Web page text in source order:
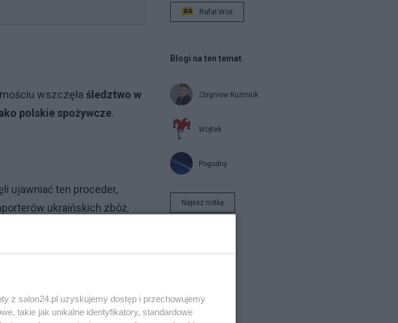
wszczęła śledztwo w
polskie spożywcze.
ujawniać ten proceder,
ukraińskich zbóż.
pasz. Należy przy tym
z kolei przejść musi zboże
Rafał Woś
Blogi na ten temat
Zbigniew Kuźmiuk
Wojtek
Pogodny
Napisz notkę
z salon24.pl uzyskujemy dostęp i przechowujemy
takie jak unikalne identyfikatory, standardowe